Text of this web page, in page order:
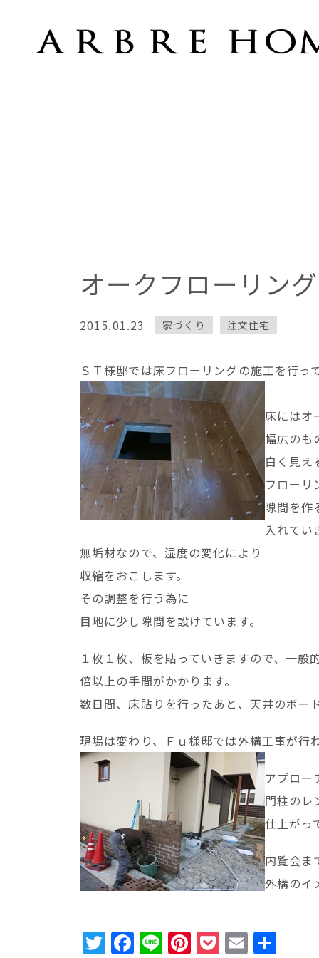
オークフローリング
2015.01.23 家づくり 注文住宅
ＳＴ様邸では床フローリングの施工を行っ
床にはオ
幅広のも
白く見え
フローリ
隙間を作
入れてい
無垢材なので、湿度の変化により
収縮をおこします。
その調整を行う為に
目地に少し隙間を設けています。
１枚１枚、板を貼っていきますので、一般
倍以上の手間がかかります。
数日間、床貼りを行ったあと、天井のボー
現場は変わり、Ｆｕ様邸では外構工事が行
アプロー
門柱のレ
仕上がっ
内覧会ま
外構のイ
T F Li Pi P E